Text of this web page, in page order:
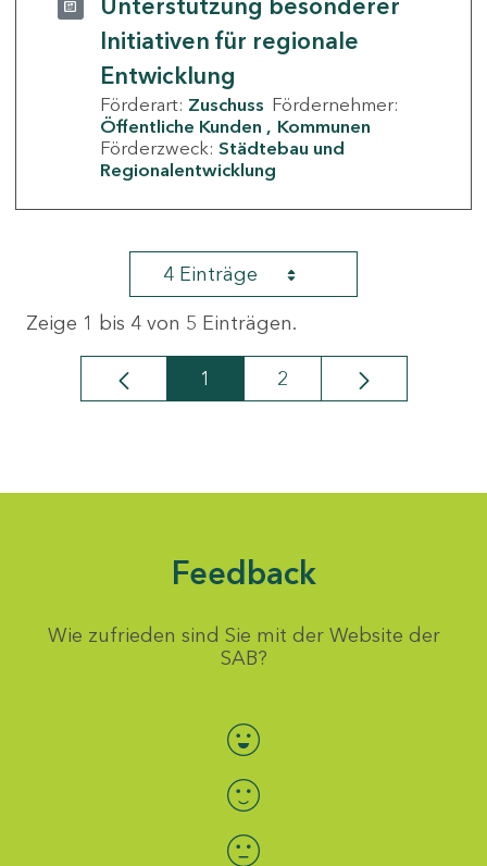
Unterstützung besonderer
Initiativen für regionale
Entwicklung
Förderart: Zuschuss Fördernehmer:
Öffentliche Kunden
Kommunen
Förderzweck: Städtebau und
Regionalentwicklung
4 Einträge
Zeige 1 bis 4 von 5 Einträgen.
Seite
1 Seite
2
Feedback
Wie zufrieden sind Sie mit der Website der
SAB?
Bewertung auswählen